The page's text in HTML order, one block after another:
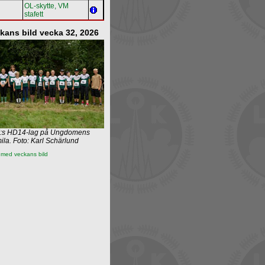
OL‐skytte, VM
stafett
bild vecka 32, 2026
HD14-lag på Ungdomens
Foto: Karl Schärlund
veckans bild